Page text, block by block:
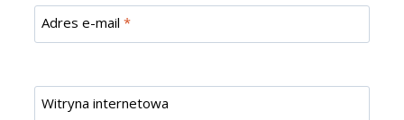
Adres e-mail *
Witryna internetowa